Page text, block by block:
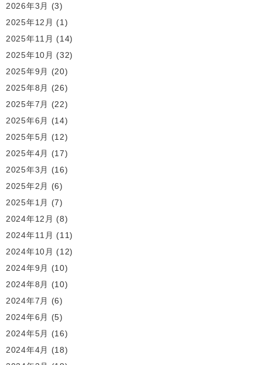
2026年3月
(3)
2025年12月 (1)
2025年11月 (14)
2025年10月 (32)
2025年9月
(20)
2025年8月
(26)
2025年7月
(22)
2025年6月
(14)
2025年5月
(12)
2025年4月
(17)
2025年3月
(16)
2025年2月
(6)
2025年1月
(7)
2024年12月 (8)
2024年11月 (11)
2024年10月 (12)
2024年9月
(10)
2024年8月
(10)
2024年7月
(6)
2024年6月
(5)
2024年5月
(16)
2024年4月
(18)